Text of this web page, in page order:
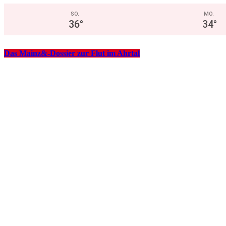
SO.
36°
MO.
34°
Das Mainz&-Dossier zur Flut im Ahrtal